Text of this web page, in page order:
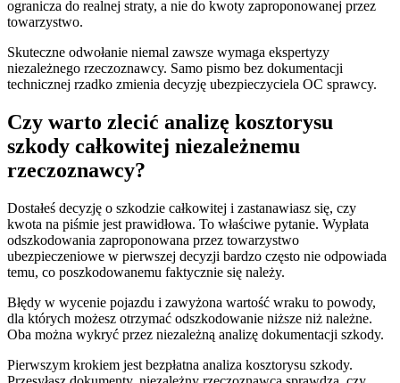
ogranicza do realnej straty, a nie do kwoty zaproponowanej przez
towarzystwo.
Skuteczne odwołanie niemal zawsze wymaga ekspertyzy
niezależnego rzeczoznawcy. Samo pismo bez dokumentacji
technicznej rzadko zmienia decyzję ubezpieczyciela OC sprawcy.
Czy warto zlecić analizę kosztorysu
szkody całkowitej niezależnemu
rzeczoznawcy?
Dostałeś decyzję o szkodzie całkowitej i zastanawiasz się, czy
kwota na piśmie jest prawidłowa. To właściwe pytanie. Wypłata
odszkodowania zaproponowana przez towarzystwo
ubezpieczeniowe w pierwszej decyzji bardzo często nie odpowiada
temu, co poszkodowanemu faktycznie się należy.
Błędy w wycenie pojazdu i zawyżona wartość wraku to powody,
dla których możesz otrzymać odszkodowanie niższe niż należne.
Oba można wykryć przez niezależną analizę dokumentacji szkody.
Pierwszym krokiem jest bezpłatna analiza kosztorysu szkody.